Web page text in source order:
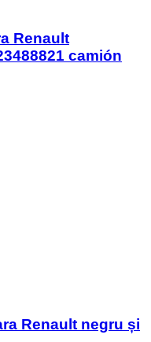
Renault
camión
Renault negru și